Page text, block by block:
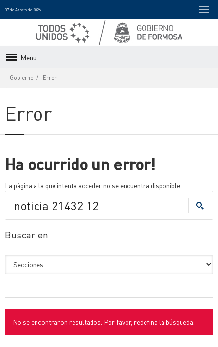
07 de Agosto de 2026
Menu
Gobierno Error
Error
Ha ocurrido un error!
La página a la que intenta acceder no se encuentra disponible.
Buscar en
No se encontraron resultados. Por favor, redefina la búsqueda.